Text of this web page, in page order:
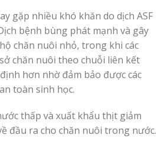
gặp nhiều khó khăn do dịch ASF
bệnh bùng phát mạnh và gây
chăn nuôi nhỏ, trong khi các
chăn nuôi theo chuỗi liên kết
hơn nhờ đảm bảo được các
toàn sinh học.
thấp và xuất khẩu thịt giảm
đầu ra cho chăn nuôi trong nước.